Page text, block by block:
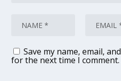
Save my name, email,
for the next time I comment.